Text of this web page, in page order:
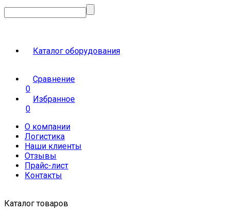
Каталог оборудования
Сравнение
0
Избранное
0
О компании
Логистика
Наши клиенты
Отзывы
Прайс-лист
Контакты
Каталог товаров